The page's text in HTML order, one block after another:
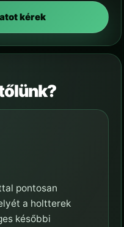
kérek
pontosan
a holtterek
későbbi